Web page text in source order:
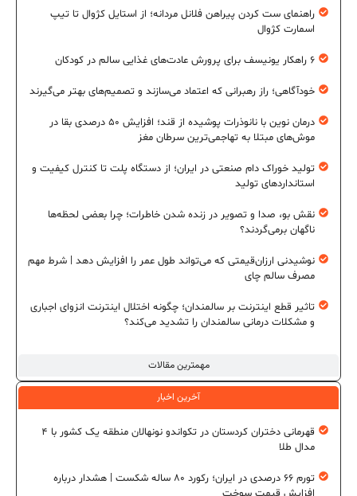
مهمترین مقالات
راهنمای ست کردن پیراهن فلانل مردانه؛ از استایل کژوال تا تیپ
اسمارت کژوال
۶ راهکار یونیسف برای پرورش عادت‌های غذایی سالم در کودکان
خودآگاهی؛ راز رهبرانی که اعتماد می‌سازند و تصمیم‌های بهتر می‌گیرند
درمان نوین با نانوذرات پوشیده از قند؛ افزایش ۵۰ درصدی بقا در
موش‌های مبتلا به تهاجمی‌ترین سرطان مغز
تولید خوراک دام صنعتی در ایران؛ از دستگاه پلت تا کنترل کیفیت و
استانداردهای تولید
نقش بو، صدا و تصویر در زنده شدن خاطرات؛ چرا بعضی لحظه‌ها
ناگهان برمی‌گردند؟
نوشیدنی ارزان‌قیمتی که می‌تواند طول عمر را افزایش دهد | شرط مهم
مصرف سالم چای
تاثیر قطع اینترنت بر سالمندان؛ چگونه اختلال اینترنت انزوای اجباری
و مشکلات درمانی سالمندان را تشدید می‌کند؟
آخرین اخبار
قهرمانی دختران کردستان در تکواندو نونهالان منطقه یک کشور با ۴
مدال طلا
تورم ۶۶ درصدی در ایران؛ رکورد ۸۰ ساله شکست | هشدار درباره